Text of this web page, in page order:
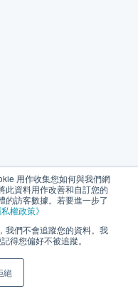
用作收集您如何與我們網
此資料用作改善和自訂您的
的訪客數據。若要進一步了
私權政策》
我們不會追蹤您的資料。我
得您偏好不被追蹤。
絕